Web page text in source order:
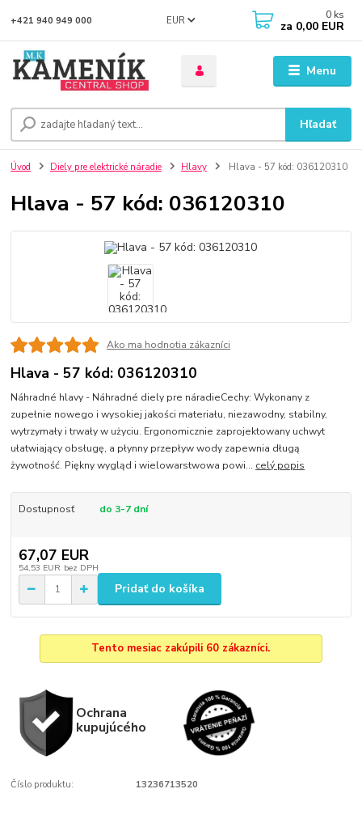
Menu
EUR
Hľadať
+421 940 949 000 0 ks
za 0,00 EUR
Úvod Diely pre elektrické náradie Hlavy Hlava - 57 kód: 036120310
Hlava - 57 kód: 036120310
Ako ma hodnotia zákazníci
Hlava - 57 kód: 036120310
Náhradné hlavy - Náhradné diely pre náradieCechy: Wykonany z
zupełnie nowego i wysokiej jakości materiału, niezawodny, stabilny,
wytrzymały i trwały w użyciu. Ergonomicznie zaprojektowany uchwyt
ułatwiający obsługę, a płynny przepływ wody zapewnia długą
żywotność. Piękny wygląd i wielowarstwowa powi... celý popis
Dostupnosť do 3-7 dní
67,07 EUR
54,53 EUR bez DPH
Pridať do košíka
Tento mesiac zakúpili 60 zákazníci.
Ochrana
kupujúcého
Číslo produktu: 13236713520